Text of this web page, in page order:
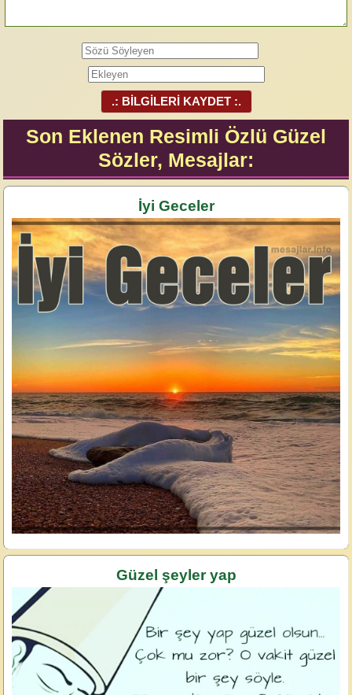
.: BİLGİLERİ KAYDET :.
Son Eklenen Resimli Özlü Güzel
Sözler, Mesajlar:
İyi Geceler
Güzel şeyler yap